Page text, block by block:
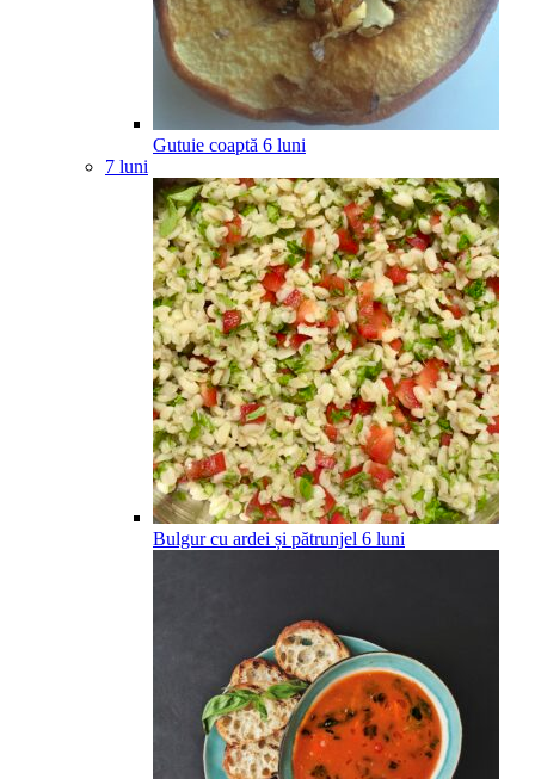
Gutuie coaptă 6 luni
7 luni
Bulgur cu ardei și pătrunjel 6 luni